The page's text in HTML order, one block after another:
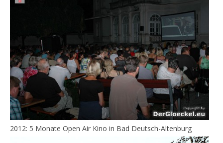
2012: 5 Monate Open Air Kino in Bad Deutsch-Altenburg